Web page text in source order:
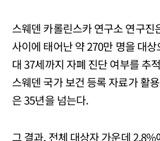
스웨덴 카롤린스카 연구소 연구진
사이에 태어난 약 270만 명을 대
대 37세까지 자폐 진단 여부를 추
스웨덴 국가 보건 등록 자료가 활
은 35년을 넘는다.
그 결과, 전체 대상자 가운데